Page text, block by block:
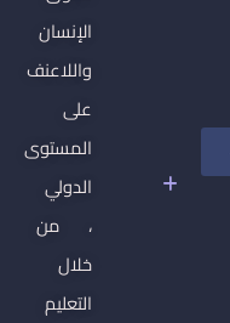
الإنسان
واللاعنف
على
المستوى
الدولي
، من
خلال
التعليم